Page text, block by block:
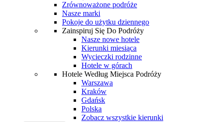
Zrównoważone podróże
Nasze marki
Pokoje do użytku dziennego
Zainspiruj Się Do Podróży
Nasze nowe hotele
Kierunki miesiąca
Wycieczki rodzinne
Hotele w górach
Hotele Według Miejsca Podróży
Warszawa
Kraków
Gdańsk
Polska
Zobacz wszystkie kierunki